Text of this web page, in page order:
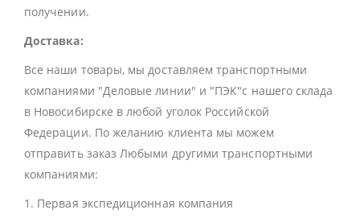
получении.
Доставка:
Все наши товары, мы доставляем транспортными
компаниями "Деловые линии" и "ПЭК"с нашего склада
в Новосибирске в любой уголок Российской
Федерации. По желанию клиента мы можем
отправить заказ Любыми другими транспортными
компаниями:
1. Первая экспедиционная компания